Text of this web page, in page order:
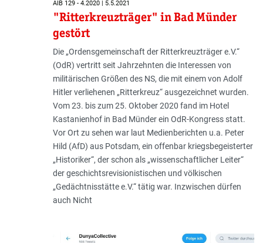
AIB 129 - 4.2020 | 5.5.2021
"Ritterkreuzträger" in Bad Münder
gestört
Die „Ordensgemeinschaft der Ritterkreuzträger e.V.“
(OdR) vertritt seit Jahrzehnten die Interessen von
militärischen Größen des NS, die mit einem von Adolf
Hitler verliehenen „Ritterkreuz“ ausgezeichnet wurden.
Vom 23. bis zum 25. Oktober 2020 fand im Hotel
Kastanienhof in Bad Münder ein OdR-Kongress statt.
Vor Ort zu sehen war laut Medienberichten u.a. Peter
Hild (AfD) aus Potsdam, ein offenbar kriegsbegeisterter
„Historiker“, der schon als „wissenschaftlicher Leiter“
der geschichtsrevisionistischen und völkischen
„Gedächtnisstätte e.V.“ tätig war. Inzwischen dürfen
auch Nicht